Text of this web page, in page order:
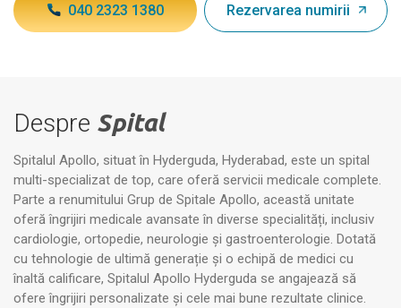
040 2323 1380 Rezervarea numirii
Despre Spital
Spitalul Apollo, situat în Hyderguda, Hyderabad, este un spital
multi-specializat de top, care oferă servicii medicale complete.
Parte a renumitului Grup de Spitale Apollo, această unitate
oferă îngrijiri medicale avansate în diverse specialități, inclusiv
cardiologie, ortopedie, neurologie și gastroenterologie. Dotată
cu tehnologie de ultimă generație și o echipă de medici cu
înaltă calificare, Spitalul Apollo Hyderguda se angajează să
ofere îngrijiri personalizate și cele mai bune rezultate clinice.